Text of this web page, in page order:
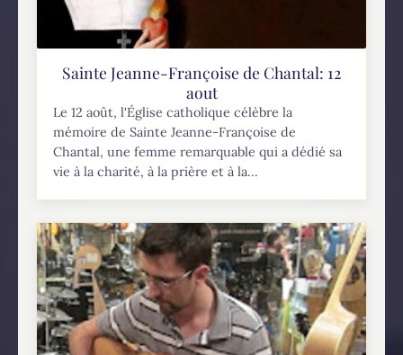
Sainte Jeanne-Françoise de Chantal: 12
aout
Le 12 août, l'Église catholique célèbre la
mémoire de Sainte Jeanne-Françoise de
Chantal, une femme remarquable qui a dédié sa
vie à la charité, à la prière et à la...